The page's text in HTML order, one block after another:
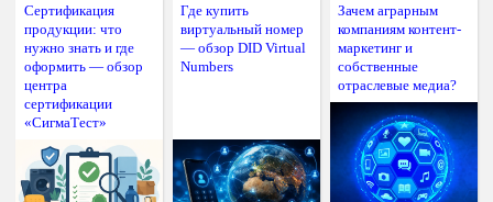
Сертификация
продукции: что
нужно знать и где
оформить — обзор
центра
сертификации
«СигмаТест»
Где купить
виртуальный номер
— обзор DID Virtual
Numbers
Зачем аграрным
компаниям контент-
маркетинг и
собственные
отраслевые медиа?